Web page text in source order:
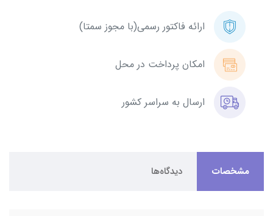
ارائه فاکتور رسمی(با مجوز سمتا)
امکان پرداخت در محل
ارسال به سراسر کشور
مشخصات دیدگاه‌ها